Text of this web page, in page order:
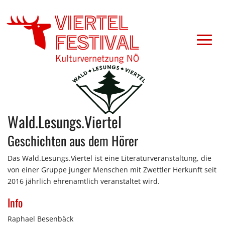
Wald.Lesungs.Viertel
Geschichten aus dem Hörer
Das Wald.Lesungs.Viertel ist eine Literaturveranstaltung, die
von einer Gruppe junger Menschen mit Zwettler Herkunft seit
2016 jährlich ehrenamtlich veranstaltet wird.
Info
Raphael Besenbäck